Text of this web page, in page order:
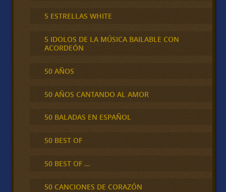
5 ESTRELLAS WHITE
5 IDOLOS DE LA MÚSICA BAILABLE CON
ACORDEÓN
50 AÑOS
50 AÑOS CANTANDO AL AMOR
50 BALADAS EN ESPAÑOL
50 BEST OF
50 BEST OF …
50 CANCIONES DE CORAZÓN